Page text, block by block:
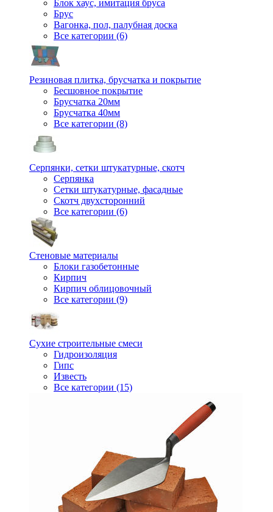
Блок хаус, имитация бруса
Брус
Вагонка, пол, палубная доска
Все категории (6)
Резиновая плитка, брусчатка и покрытие
Бесшовное покрытие
Брусчатка 20мм
Брусчатка 40мм
Все категории (8)
Серпянки, сетки штукатурные, скотч
Серпянка
Сетки штукатурные, фасадные
Скотч двухсторонний
Все категории (6)
Стеновые материалы
Блоки газобетонные
Кирпич
Кирпич облицовочный
Все категории (9)
Сухие строительные смеси
Гидроизоляция
Гипс
Известь
Все категории (15)